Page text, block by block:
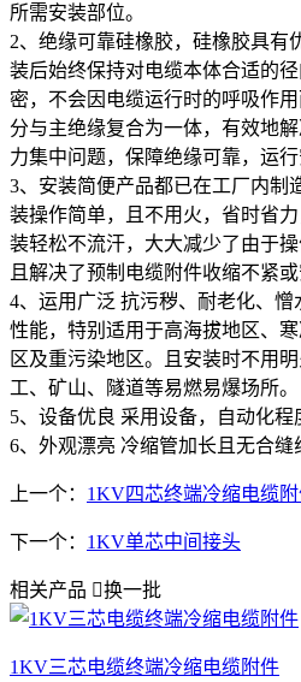
所需安装部位。
2、绝缘可靠硅橡胶，硅橡胶具有
装后始终保持对电缆本体合适的
密，不会因电缆运行时的呼吸作
分与主绝缘复合为一体，有效地
力集中问题，保障绝缘可靠，运行
3、安装简便产品都已在工厂内制
装操作简单，且不用火，省时省
装轻松不流汗，大大减少了由于
且解决了预制电缆附件收缩不紧或
4、运用广泛 抗污秽、耐老化、
性能，特别适用于高海拔地区、
区及重污染地区。且安装时不用
工、矿山、隧道等易燃易爆场所。
5、设备优良 采用设备，自动化程
6、外观漂亮 冷缩管加长且无合缝
上一个： 1KV四芯终端冷缩电缆
下一个： 1KV单芯中间接头
相关产品 换一批
1KV三芯电缆终端冷缩电缆附件